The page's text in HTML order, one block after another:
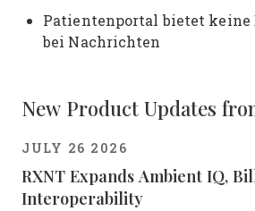
Patientenportal bietet
bei Nachrichten
New Product Updates
JULY 26 2026
RXNT Expands Ambient IQ,
Interoperability